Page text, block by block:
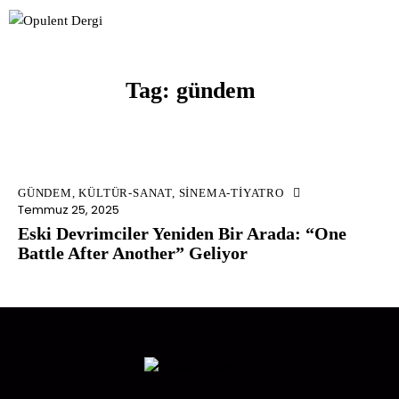
Tag: gündem
GÜNDEM,KÜLTÜR-SANAT, SINEMA-TIYATRO
Temmuz 25, 2025
Eski Devrimciler Yeniden Bir Arada: “One
Battle After Another” Geliyor